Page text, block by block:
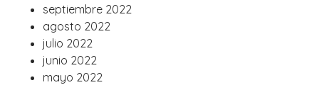
septiembre 2022
agosto 2022
julio 2022
junio 2022
mayo 2022